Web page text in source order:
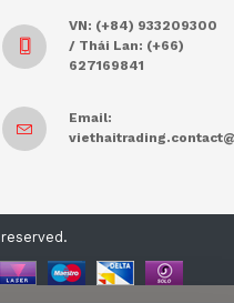
VN: (+84) 933209300
/ Thái Lan: (+66)
627169841
Email: